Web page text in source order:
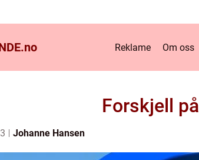
no Reklame Om oss
Forskjell
Johanne Hansen